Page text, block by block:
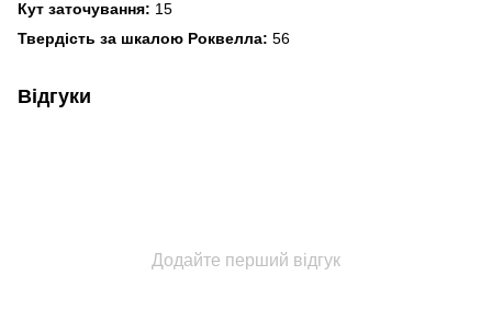
Кут заточування: 15
Твердість за шкалою Роквелла: 56
Відгуки
Додайте перший відгук